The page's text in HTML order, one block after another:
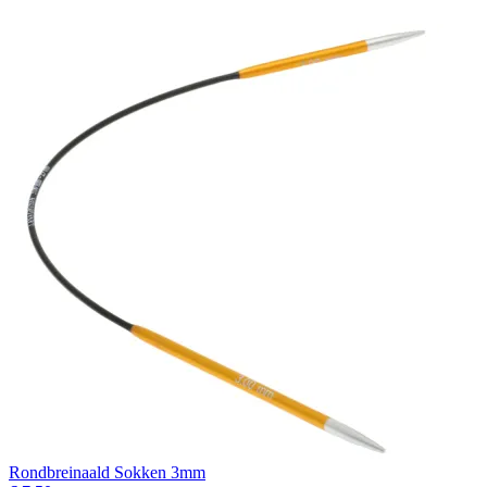
Rondbreinaald Sokken 3mm